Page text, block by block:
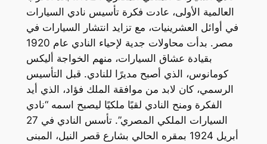
العالمية الأولى، عادت فكرة تأسيس نادي السيارات
في أوائل العشرينيات، مع تزايد انتشار السيارات في
مصر. بدأت محاولات جدية لإحياء النادي عام 1920
بقيادة عشاق السيارات، منهم الخواجة أليكس
كومانوس، الذي أصبح مديرًا للنادي. قبل التأسيس
الرسمي، كان لابد من موافقة الملك فؤاد، الذي أيد
الفكرة ومنح النادي لقبًا ملكيًا ليصبح اسمه “نادي
السيارات الملكي المصري”. تأسس النادي في 27
أبريل 1924 بمقره الحالي بشارع قصر النيل، المبنى